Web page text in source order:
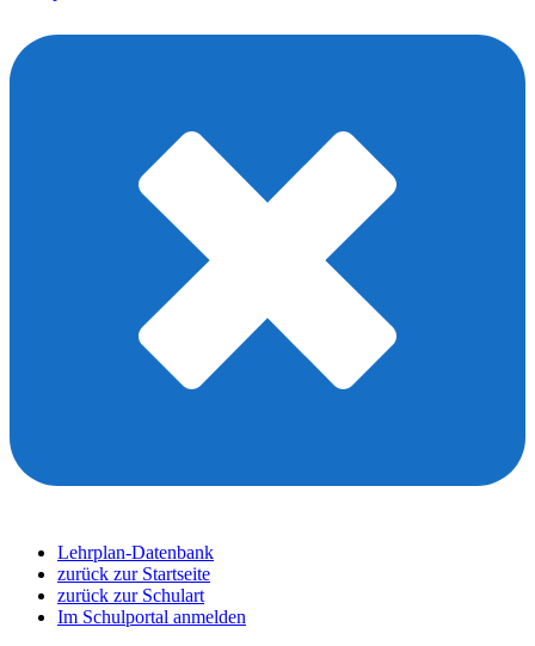
Lehrplan-Datenbank
zurück zur Startseite
zurück zur Schulart
Im Schulportal anmelden